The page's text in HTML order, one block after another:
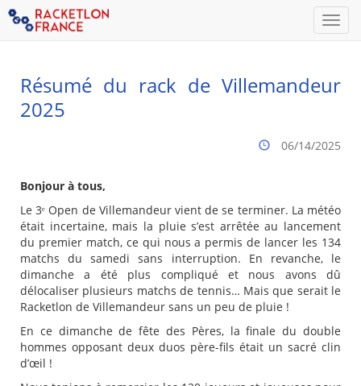
Menu
Résumé du rack de Villemandeur
2025
06/14/2025
Bonjour à tous,
Le 3ᵉ Open de Villemandeur vient de se terminer. La météo
était incertaine, mais la pluie s’est arrêtée au lancement
du premier match, ce qui nous a permis de lancer les 134
matchs du samedi sans interruption. En revanche, le
dimanche a été plus compliqué et nous avons dû
délocaliser plusieurs matchs de tennis… Mais que serait le
Racketlon de Villemandeur sans un peu de pluie !
En ce dimanche de fête des Pères, la finale du double
hommes opposant deux duos père-fils était un sacré clin
d’œil !